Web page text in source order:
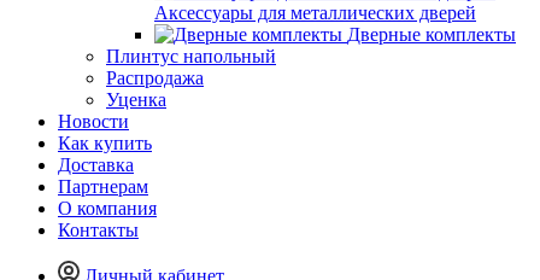
Аксессуары для металлических дверей
Дверные комплекты
Плинтус напольный
Распродажа
Уценка
Новости
Как купить
Доставка
Партнерам
О компания
Контакты
Личный кабинет